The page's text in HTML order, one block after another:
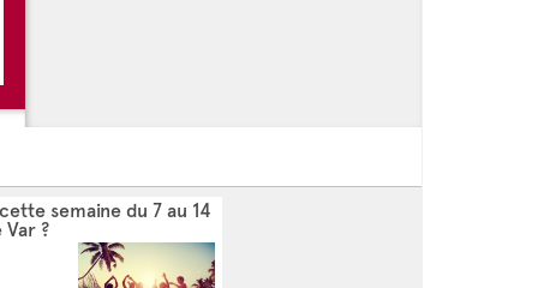
semaine du 7 au 14
?